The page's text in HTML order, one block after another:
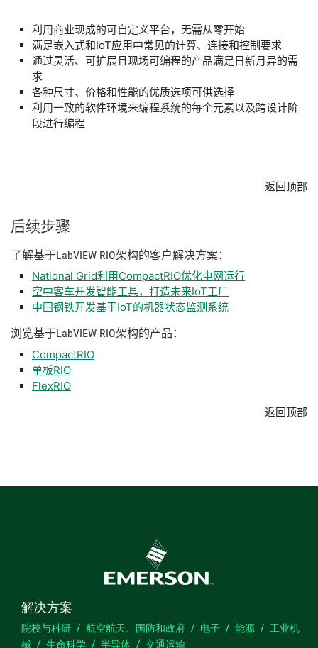
利用商业现成的可自定义平台，无需从零开始
满足嵌入式和IoT应用中常见的计算、连接和控制要求
通过灵活、可扩展且现场可编程的产品满足日新月异的需
求
各种尺寸、价格和性能的优质选项可供选择
利用一致的软件环境来编程系统的每个元素以及跨设计阶
段进行编程
返回顶部
后续步骤
了解基于LabVIEW RIO架构的客户解决方案：
National Grid利用CompactRIO优化电网运行
空中客车开发智能工具，打造未来IoT工厂
中国钢铁开发基于IoT的机器状态监测系统
浏览基于LabVIEW RIO架构的产品：
CompactRIO
单板RIO
FlexRIO
返回顶部
解决方案
院校与科研 航空航天、国防和政府 电子 能源
工业机
械
生命科学 半导体 交通运输